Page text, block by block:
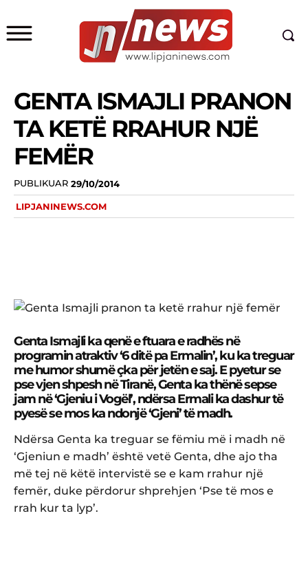
GENTA ISMAJLI PRANON
TA KETË RRAHUR NJË
FEMËR
PUBLIKUAR 29/10/2014
LIPJANINEWS.COM
​Genta Ismajli ka qenë e ftuara e radhës në
programin atraktiv ‘6 ditë pa Ermalin’, ku ka treguar
me humor shumë çka për jetën e saj. E pyetur se
pse vjen shpesh në Tiranë, Genta ka thënë sepse
jam në ‘Gjeniu i Vogël’, ndërsa Ermali ka dashur të
pyesë se mos ka ndonjë ‘Gjeni’ të madh.
Ndërsa Genta ka treguar se fëmiu më i madh në
‘Gjeniun e madh’ është vetë Genta, dhe ajo tha
më tej në këtë intervistë se e kam rrahur një
femër, duke përdorur shprehjen ‘Pse të mos e
rrah kur ta lyp’.